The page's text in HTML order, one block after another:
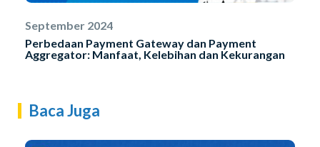
September 2024
Perbedaan Payment Gateway dan Payment
Aggregator: Manfaat, Kelebihan dan Kekurangan
Baca Juga